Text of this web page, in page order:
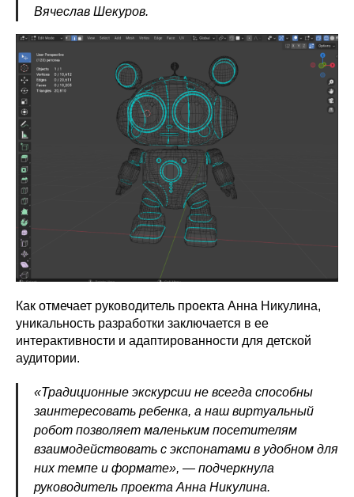
Вячеслав Шекуров.
Как отмечает руководитель проекта Анна Никулина,
уникальность разработки заключается в ее
интерактивности и адаптированности для детской
аудитории.
«Традиционные экскурсии не всегда способны
заинтересовать ребенка, а наш виртуальный
робот позволяет маленьким посетителям
взаимодействовать с экспонатами в удобном для
них темпе и формате», — подчеркнула
руководитель проекта Анна Никулина.